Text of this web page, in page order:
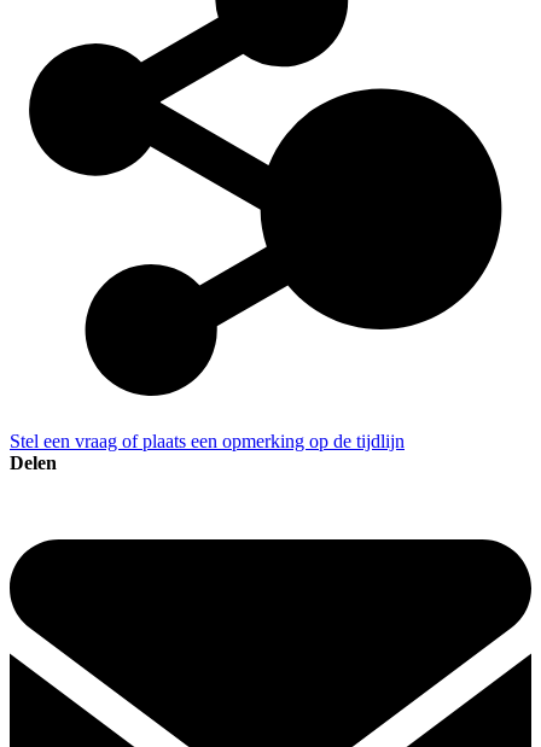
Stel een vraag of plaats een opmerking op de tijdlijn
Delen